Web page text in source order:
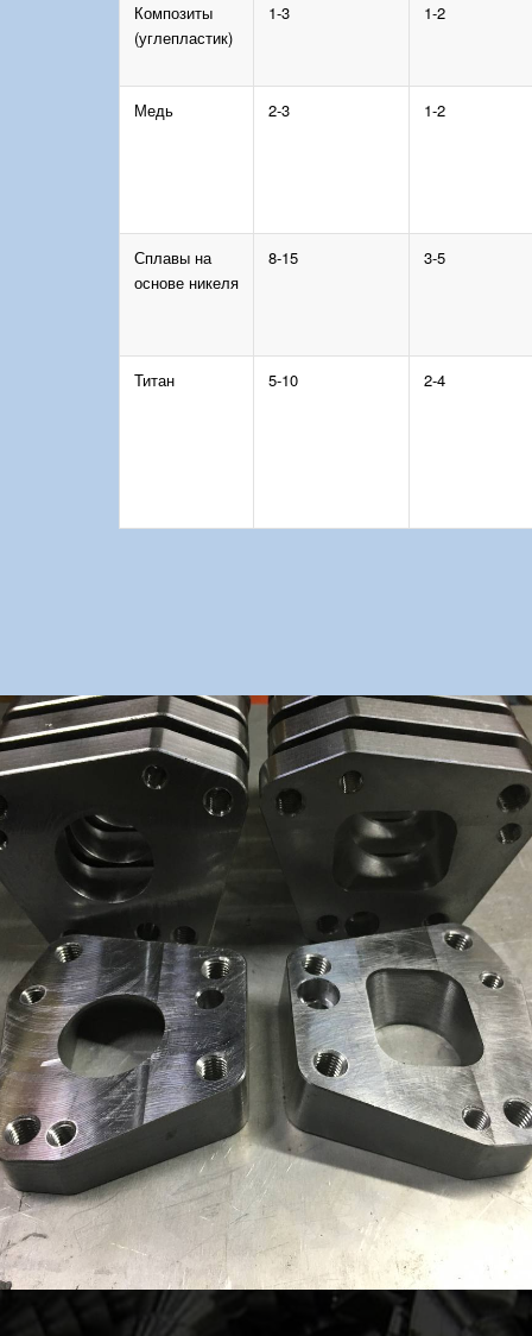
Композиты
(углепластик)
1-3 1-2
Медь 2-3 1-2
Сплавы на
основе никеля
8-15 3-5
Титан 5-10 2-4